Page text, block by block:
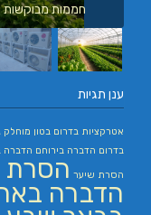
חממות מבוקשות
ענן תגיות
אטרקציות בדרום בטון מוחלק
בדרום הדברה בירוחם הדברה
הסרת שיער הסרת
הדברה